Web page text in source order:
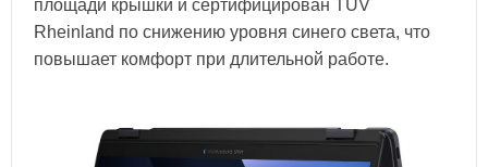
площади крышки и сертифицирован TÜV
Rheinland по снижению уровня синего света, что
повышает комфорт при длительной работе.